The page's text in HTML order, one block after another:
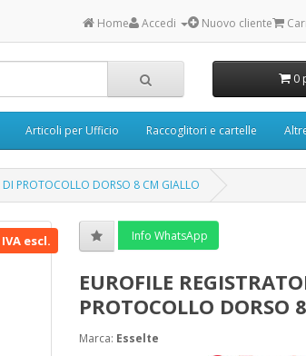
Home Accedi Nuovo cliente
0
Articoli per Ufficio Raccoglitori e cartelle
DI PROTOCOLLO DORSO 8 CM GIALLO
IVA escl. Info WhatsApp
EUROFILE
PROTOCOLLO DORSO
Marca: Esselte